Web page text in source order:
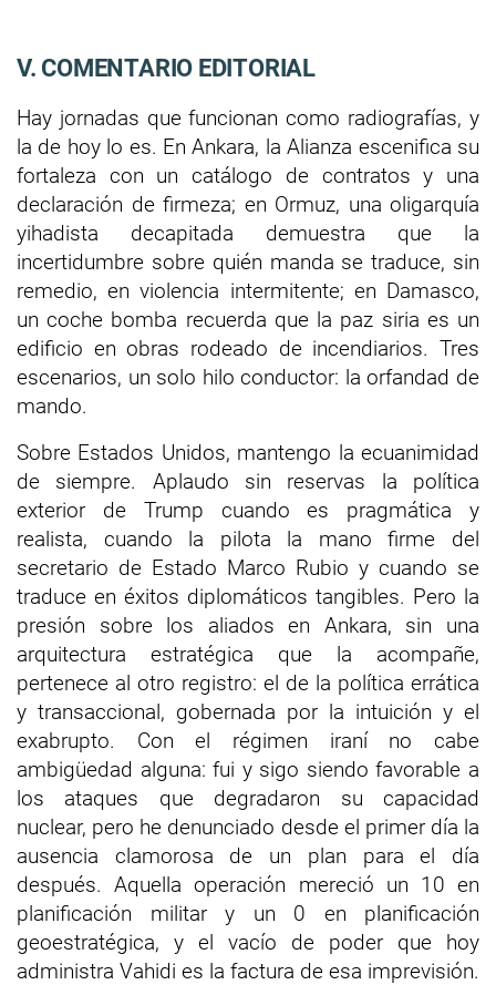
V. COMENTARIO EDITORIAL
Hay jornadas que funcionan como radiografías, y
la de hoy lo es. En Ankara, la Alianza escenifica su
fortaleza con un catálogo de contratos y una
declaración de firmeza; en Ormuz, una oligarquía
yihadista decapitada demuestra que la
incertidumbre sobre quién manda se traduce, sin
remedio, en violencia intermitente; en Damasco,
un coche bomba recuerda que la paz siria es un
edificio en obras rodeado de incendiarios. Tres
escenarios, un solo hilo conductor: la orfandad de
mando.
Sobre Estados Unidos, mantengo la ecuanimidad
de siempre. Aplaudo sin reservas la política
exterior de Trump cuando es pragmática y
realista, cuando la pilota la mano firme del
secretario de Estado Marco Rubio y cuando se
traduce en éxitos diplomáticos tangibles. Pero la
presión sobre los aliados en Ankara, sin una
arquitectura estratégica que la acompañe,
pertenece al otro registro: el de la política errática
y transaccional, gobernada por la intuición y el
exabrupto. Con el régimen iraní no cabe
ambigüedad alguna: fui y sigo siendo favorable a
los ataques que degradaron su capacidad
nuclear, pero he denunciado desde el primer día la
ausencia clamorosa de un plan para el día
después. Aquella operación mereció un 10 en
planificación militar y un 0 en planificación
geoestratégica, y el vacío de poder que hoy
administra Vahidi es la factura de esa imprevisión.